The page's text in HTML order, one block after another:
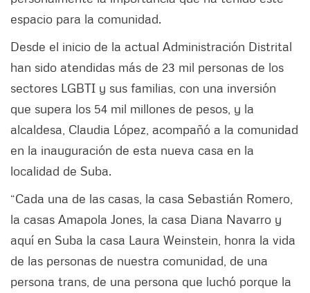
espacio para la comunidad.
Desde el inicio de la actual Administración Distrital
han sido atendidas más de 23 mil personas de los
sectores LGBTI y sus familias, con una inversión
que supera los 54 mil millones de pesos, y la
alcaldesa, Claudia López, acompañó a la comunidad
en la inauguración de esta nueva casa en la
localidad de Suba.
“Cada una de las casas, la casa Sebastián Romero,
la casas Amapola Jones, la casa Diana Navarro y
aquí en Suba la casa Laura Weinstein, honra la vida
de las personas de nuestra comunidad, de una
persona trans, de una persona que luchó porque la